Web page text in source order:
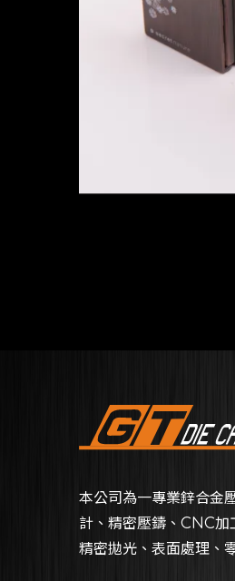
本公司為一專業鋅合金
計、精密壓鑄、CNC加
精密拋光、表面處理、